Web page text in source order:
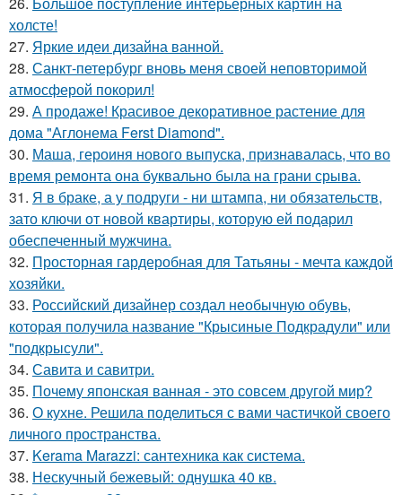
холсте!
27. Яркие идеи дизайна ванной.
28. Санкт-петербург вновь меня своей неповторимой
атмосферой покорил!
29. А продаже! Красивое декоративное растение для
дома "Аглонема Ferst Diamond".
30. Маша, героиня нового выпуска, признавалась, что во
время ремонта она буквально была на грани срыва.
31. Я в браке, а у подруги - ни штампа, ни обязательств,
зато ключи от новой квартиры, которую ей подарил
обеспеченный мужчина.
32. Просторная гардеробная для Татьяны - мечта каждой
хозяйки.
33. Российский дизайнер создал необычную обувь,
которая получила название "Крысиные Подкрадули" или
"подкрысули".
34. Савита и савитри.
35. Почему японская ванная - это совсем другой мир?
36. О кухне. Решила поделиться с вами частичкой своего
личного пространства.
37. Kerama Marazzi: сантехника как система.
38. Нескучный бежевый: однушка 40 кв.